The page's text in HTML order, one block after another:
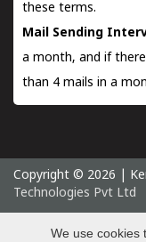
these terms.
Mail Sending
a month, and if
than 4 mails in a
Copyright © 2026 |
Technologies Pvt Ltd
We use cookies